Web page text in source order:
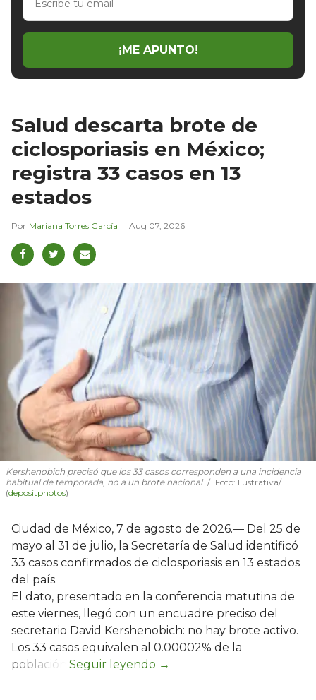
email
¡ME APUNTO!
Salud descarta brote de
ciclosporiasis en México;
registra 33 casos en 13
estados
Mariana Torres García Aug 07, 2026
Kershenobich precisó que los 33 casos corresponden a una incidencia
habitual de temporada, no a un brote nacional
Foto: Ilustrativa/
(depositphotos)
Ciudad de México, 7 de agosto de 2026.— Del 25 de
mayo al 31 de julio, la Secretaría de Salud identificó
33 casos confirmados de ciclosporiasis en 13 estados
del país.
El dato, presentado en la conferencia matutina de
este viernes, llegó con un encuadre preciso del
secretario David Kershenobich: no hay brote activo.
Los 33 casos equivalen al 0.00002% de la
población.